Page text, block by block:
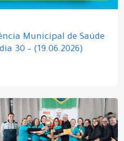
Municipal de Saúde
30 – (19.06.2026)